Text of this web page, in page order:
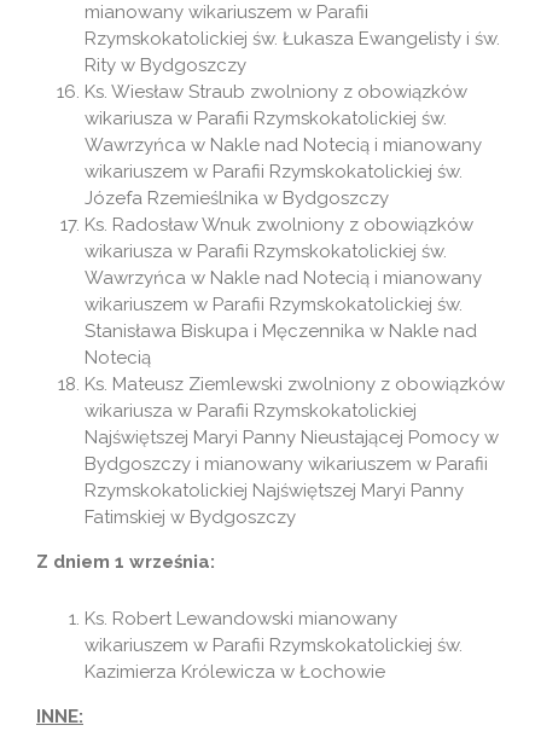
mianowany wikariuszem w Parafii
Rzymskokatolickiej św. Łukasza Ewangelisty i św.
Rity w Bydgoszczy
Ks. Wiesław Straub zwolniony z obowiązków
wikariusza w Parafii Rzymskokatolickiej św.
Wawrzyńca w Nakle nad Notecią i mianowany
wikariuszem w Parafii Rzymskokatolickiej św.
Józefa Rzemieślnika w Bydgoszczy
Ks. Radosław Wnuk zwolniony z obowiązków
wikariusza w Parafii Rzymskokatolickiej św.
Wawrzyńca w Nakle nad Notecią i mianowany
wikariuszem w Parafii Rzymskokatolickiej św.
Stanisława Biskupa i Męczennika w Nakle nad
Notecią
Ks. Mateusz Ziemlewski zwolniony z obowiązków
wikariusza w Parafii Rzymskokatolickiej
Najświętszej Maryi Panny Nieustającej Pomocy w
Bydgoszczy i mianowany wikariuszem w Parafii
Rzymskokatolickiej Najświętszej Maryi Panny
Fatimskiej w Bydgoszczy
Z dniem 1 września:
Ks. Robert Lewandowski mianowany
wikariuszem w Parafii Rzymskokatolickiej św.
Kazimierza Królewicza w Łochowie
INNE: